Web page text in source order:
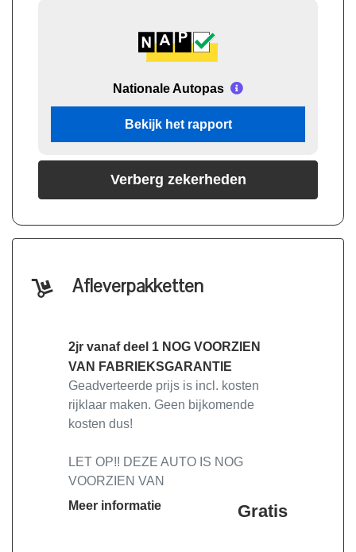
Nationale Autopas
Bekijk het rapport
Verberg zekerheden
Afleverpakketten
2jr vanaf deel 1 NOG VOORZIEN
VAN FABRIEKSGARANTIE
Geadverteerde prijs is incl. kosten
rijklaar maken. Geen bijkomende
kosten dus!
LET OP!! DEZE AUTO IS NOG
VOORZIEN VAN
FABRIEKSGARANTIE, LET OP!!
Deze auto heeft standaard 2 jaar
Meer informatie Gratis